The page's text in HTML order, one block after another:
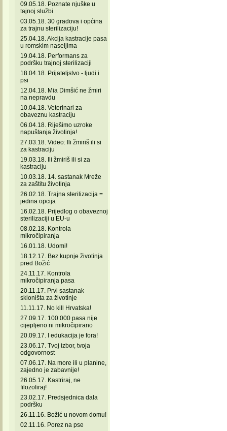
09.05.18. Poznate njuške u
tajnoj službi
03.05.18. 30 gradova i općina
za trajnu sterilizaciju!
25.04.18. Akcija kastracije pasa
u romskim naseljima
19.04.18. Performans za
podršku trajnoj sterilizaciji
18.04.18. Prijateljstvo - ljudi i
psi
12.04.18. Mia Dimšić ne žmiri
na nepravdu
10.04.18. Veterinari za
obaveznu kastraciju
06.04.18. Riješimo uzroke
napuštanja životinja!
27.03.18. Video: Ili žmiriš ili si
za kastraciju
19.03.18. Ili žmiriš ili si za
kastraciju
10.03.18. 14. sastanak Mreže
za zaštitu životinja
26.02.18. Trajna sterilizacija =
jedina opcija
16.02.18. Prijedlog o obaveznoj
sterilizaciji u EU-u
08.02.18. Kontrola
mikročipiranja
16.01.18. Udomi!
18.12.17. Bez kupnje životinja
pred Božić
24.11.17. Kontrola
mikročipiranja pasa
20.11.17. Prvi sastanak
skloništa za životinje
11.11.17. No kill Hrvatska!
27.09.17. 100 000 pasa nije
cijepljeno ni mikročipirano
20.09.17. I edukacija je fora!
23.06.17. Tvoj izbor, tvoja
odgovornost
07.06.17. Na more ili u planine,
zajedno je zabavnije!
26.05.17. Kastriraj, ne
filozofiraj!
23.02.17. Predsjednica dala
podršku
26.11.16. Božić u novom domu!
02.11.16. Porez na pse